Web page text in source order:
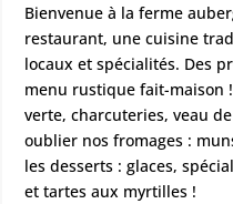
Bienvenue à la ferme
restaurant, une cuisine
locaux et spécialités. Des
menu rustique fait-maison
verte, charcuteries, veau
oublier nos fromages :
les desserts : glaces,
et tartes aux myrtilles !